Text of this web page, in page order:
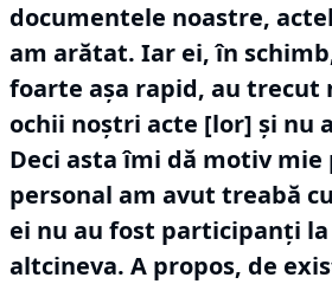
documentele noastre,
am arătat. Iar ei, în
foarte aşa rapid, au trecut
ochii noştri acte [lor] şi nu
Deci asta îmi dă motiv mie
personal am avut treabă
ei nu au fost participanţi
altcineva. A propos, de